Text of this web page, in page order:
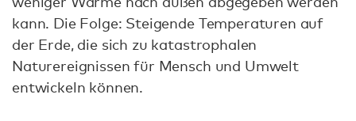
kann. Die Folge: Steigende Temperaturen auf
der Erde, die sich zu katastrophalen
Naturereignissen für Mensch und Umwelt
entwickeln können.